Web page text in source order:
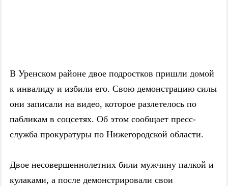
В Уренском районе двое подростков пришли домой
к инвалиду и избили его. Свою демонстрацию силы
они записали на видео, которое разлетелось по
пабликам в соцсетях. Об этом сообщает пресс-
служба прокуратуры по Нижегородской области.
Двое несовершеннолетних били мужчину палкой и
кулаками, а после демонстрировали свои